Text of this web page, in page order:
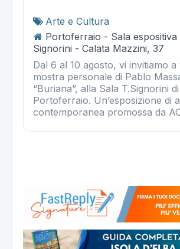
Arte e Cultura
Portoferraio - Sala espositiva
Signorini - Calata Mazzini, 37
Dal 6 al 10 agosto, vi invitiamo a
mostra personale di Pablo
“Buriana”, alla Sala T.Signorini di
Portoferraio. Un’esposizione di
contemporanea promossa da